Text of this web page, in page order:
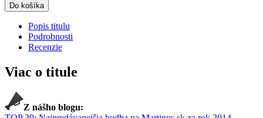
Do košíka
Popis titulu
Podrobnosti
Recenzie
Viac o titule
Z nášho blogu: